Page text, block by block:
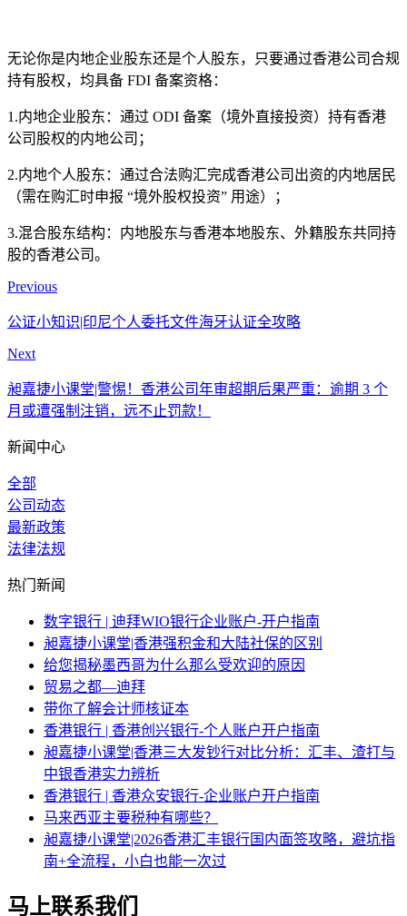
无论你是内地企业股东还是个人股东，只要通过香港公司合规
持有股权，均具备 FDI 备案资格：
1.内地企业股东：通过 ODI 备案（境外直接投资）持有香港
公司股权的内地公司；
2.内地个人股东：通过合法购汇完成香港公司出资的内地居民
（需在购汇时申报 “境外股权投资” 用途）；
3.混合股东结构：内地股东与香港本地股东、外籍股东共同持
股的香港公司。
Previous
公证小知识|印尼个人委托文件海牙认证全攻略
Next
昶嘉捷小课堂|警惕！香港公司年审超期后果严重：逾期 3 个
月或遭强制注销，远不止罚款！
新闻中心
全部
公司动态
最新政策
法律法规
热门新闻
数字银行 | 迪拜WIO银行企业账户-开户指南
昶嘉捷小课堂|香港强积金和大陆社保的区别
给您揭秘墨西哥为什么那么受欢迎的原因
贸易之都—迪拜
带你了解会计师核证本
香港银行 | 香港创兴银行-个人账户开户指南
昶嘉捷小课堂|香港三大发钞行对比分析：汇丰、渣打与
中银香港实力辨析
香港银行 | 香港众安银行-企业账户开户指南
马来西亚主要税种有哪些？
昶嘉捷小课堂|2026香港汇丰银行国内面签攻略，避坑指
南+全流程，小白也能一次过
马上联系我们